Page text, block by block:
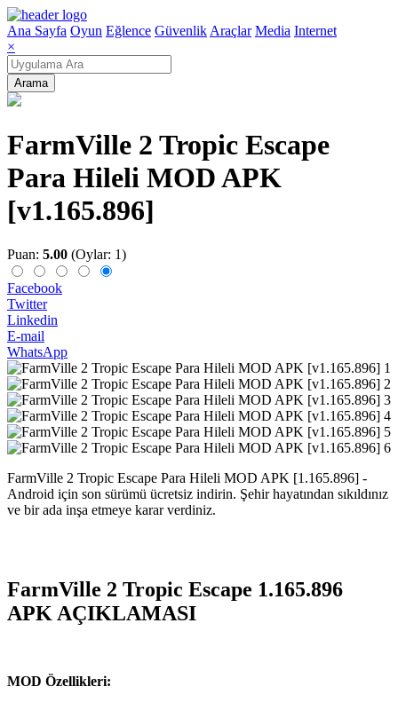
Ana Sayfa Oyun Eğlence Güvenlik Araçlar Media Internet
×
Arama
FarmVille 2 Tropic Escape
Para Hileli MOD APK
[v1.165.896]
Puan: 5.00 (Oylar: 1)
Facebook
Twitter
Linkedin
E-mail
WhatsApp
FarmVille 2 Tropic Escape Para Hileli MOD APK [1.165.896] -
Android için son sürümü ücretsiz indirin. Şehir hayatından sıkıldınız
ve bir ada inşa etmeye karar verdiniz.
FarmVille 2 Tropic Escape 1.165.896
APK AÇIKLAMASI
MOD Özellikleri: